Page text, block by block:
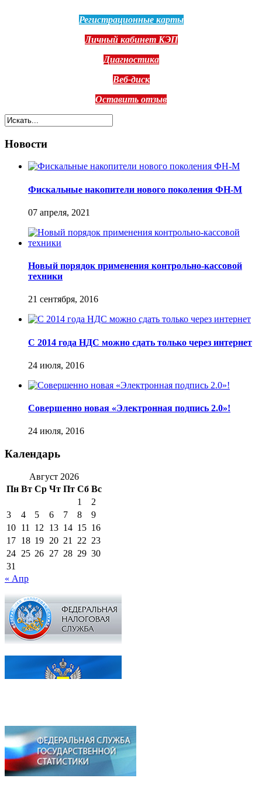
Регистрационные карты
Личный кабинет КЭП
Диагностика
Веб-диск
Оставить отзыв
Новости
Фискальные накопители нового поколения ФН-М
07 апреля, 2021
Новый порядок применения контрольно-кассовой
техники
21 сентября, 2016
С 2014 года НДС можно сдать только через интернет
24 июля, 2016
Совершенно новая «Электронная подпись 2.0»!
24 июля, 2016
Календарь
Август 2026
Пн Вт Ср Чт Пт Сб Вс
1
2
3
4 5 6 7 8
9
10 11 12 13 14 15 16
17 18 19 20 21 22 23
24 25 26 27 28 29 30
31
« Апр